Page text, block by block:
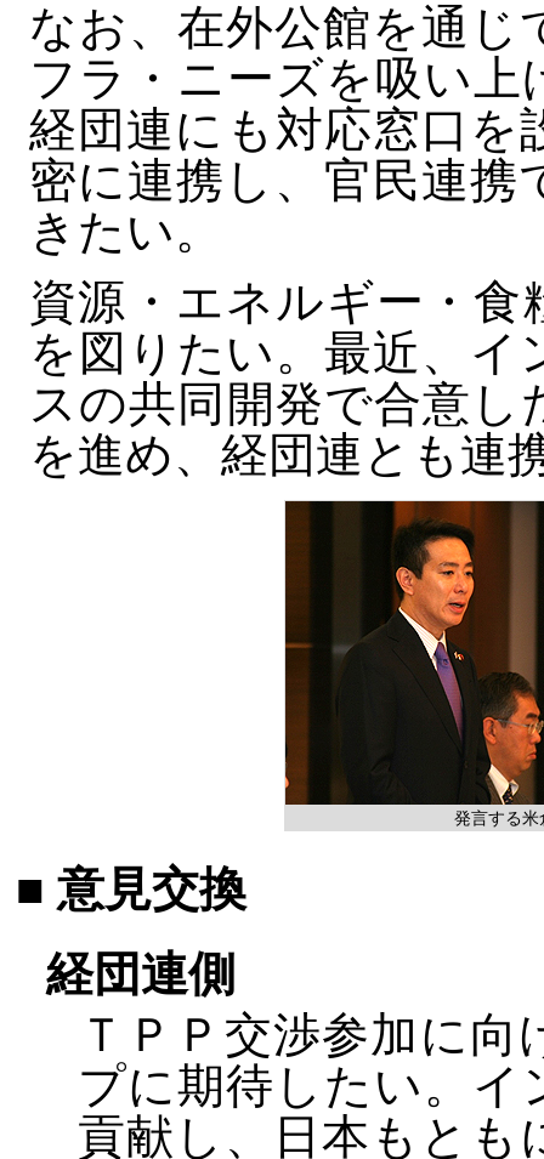
なお、在外公館を通
フラ・ニーズを吸い
経団連にも対応窓口を
密に連携し、官民連
きたい。
資源・エネルギー・
を図りたい。最近、
スの共同開発で合意
を進め、経団連とも連
発言する
■ 意見交換
経団連側
ＴＰＰ交渉参加に
プに期待したい。イ
貢献し、日本もとも